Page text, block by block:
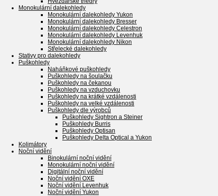
Monokulární dalekohledy
Monokulární dalekohledy Yukon
Monokulární dalekohledy Bresser
Monokulární dalekohledy Celestron
Monokulární dalekohledy Levenhuk
Monokulární dalekohledy Nikon
Střelecké dalekohledy
Stativy pro dalekohledy
Puškohledy
Naháňkové puškohledy
Puškohledy na šoulačku
Puškohledy na čekanou
Puškohledy na vzduchovku
Puškohledy na krátké vzdálenosti
Puškohledy na velké vzdálenosti
Puškohledy dle výrobců
Puškohledy Sightron a Steiner
Puškohledy Burris
Puškohledy Optisan
Puškohledy Delta Optical a Yukon
Kolimátory
Noční vidění
Binokulární noční vidění
Monokulární noční vidění
Digitální noční vidění
Noční vidění OXE
Noční vidění Levenhuk
Noční vidění Yukon